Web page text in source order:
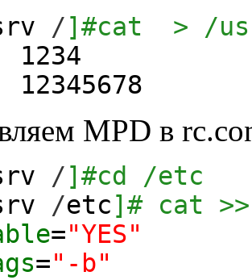
/] #cat > /
1234
12345678
MPD в
/] #cd /etc
/etc] # cat
="YES"
="-b"